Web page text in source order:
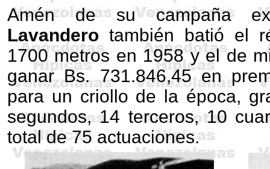
Amén de su campaña
Lavandero también batió el
1700 metros en 1958 y el de
ganar Bs. 731.846,45 en
para un criollo de la época,
segundos, 14 terceros, 10
total de 75 actuaciones.